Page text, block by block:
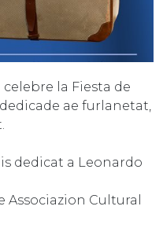
la Fiesta de
ae furlanetat,
dedicat a Leonardo
Cultural